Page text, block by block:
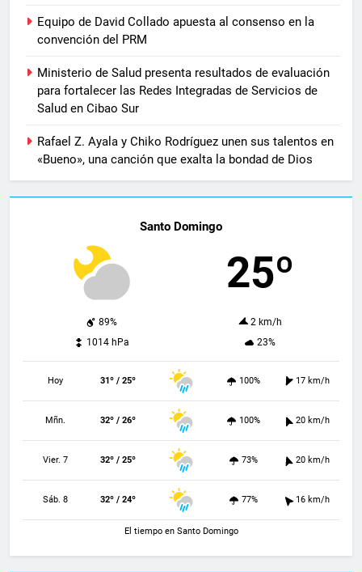
Equipo de David Collado apuesta al consenso en la
convención del PRM
Ministerio de Salud presenta resultados de evaluación
para fortalecer las Redes Integradas de Servicios de
Salud en Cibao Sur
Rafael Z. Ayala y Chiko Rodríguez unen sus talentos en
«Bueno», una canción que exalta la bondad de Dios
Santo Domingo
25º
89%
2 km/h
1014 hPa
23%
Hoy 31º / 25º 100% 17 km/h
Mñn. 32º / 26º 100% 20 km/h
Vier. 7 32º / 25º 73% 20 km/h
Sáb. 8 32º / 24º 77% 16 km/h
El tiempo en Santo Domingo